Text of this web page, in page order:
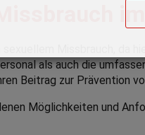
im
Missbrauch, da
als auch die
Beitrag zur Prävention
Möglichkeiten und